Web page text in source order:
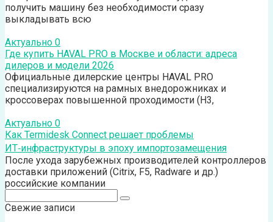
получить машину без необходимости сразу
выкладывать всю
Актуально 0
Где купить HAVAL PRO в Москве и области: адреса
дилеров и модели 2026
Официальные дилерские центры HAVAL PRO
специализируются на рамных внедорожниках и
кроссоверах повышенной проходимости (H3,
Актуально 0
Как Termidesk Connect решает проблемы
ИТ‑инфраструктуры в эпоху импортозамещения
После ухода зарубежных производителей контроллеров
доставки приложений (Citrix, F5, Radware и др.)
российские компании
Свежие записи